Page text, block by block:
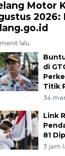
Motor
2026:
lalu
di
Titik
34
Link
81
3 jam